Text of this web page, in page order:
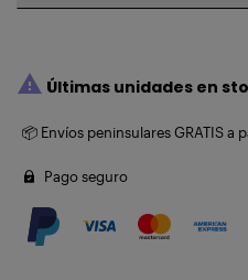
 Últimas unidades en
📦 Envíos peninsulares GRATIS a
Pago seguro